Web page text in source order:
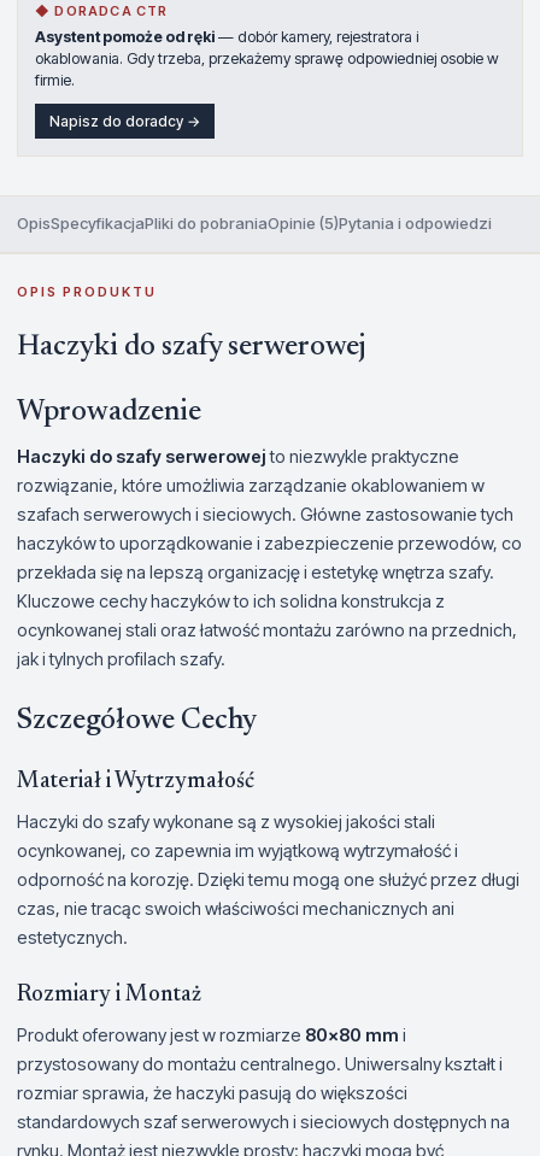
◆ DORADCA CTR
Asystent pomoże od ręki — dobór kamery, rejestratora i
okablowania. Gdy trzeba, przekażemy sprawę odpowiedniej osobie w
firmie.
Napisz do doradcy →
OpisSpecyfikacjaPliki do pobraniaOpinie (5)Pytania i odpowiedzi
OPIS PRODUKTU
Haczyki do szafy serwerowej
Wprowadzenie
Haczyki do szafy serwerowejto niezwykle praktyczne
rozwiązanie, które umożliwia zarządzanie okablowaniem w
szafach serwerowych i sieciowych. Główne zastosowanie tych
haczyków to uporządkowanie i zabezpieczenie przewodów, co
przekłada się na lepszą organizację i estetykę wnętrza szafy.
Kluczowe cechy haczyków to ich solidna konstrukcja z
ocynkowanej stali oraz łatwość montażu zarówno na przednich,
jak i tylnych profilach szafy.
Szczegółowe Cechy
Materiał i Wytrzymałość
Haczyki do szafy wykonane są z wysokiej jakości stali
ocynkowanej, co zapewnia im wyjątkową wytrzymałość i
odporność na korozję. Dzięki temu mogą one służyć przez długi
czas, nie tracąc swoich właściwości mechanicznych ani
estetycznych.
Rozmiary i Montaż
Produkt oferowany jest w rozmiarze 80x80 mm i
przystosowany do montażu centralnego. Uniwersalny kształt i
rozmiar sprawia, że haczyki pasują do większości
standardowych szaf serwerowych i sieciowych dostępnych na
rynku. Montaż jest niezwykle prosty: haczyki mogą być